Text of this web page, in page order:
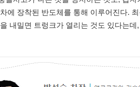
에 장착된 반도체를 통해 이루어진다.
내밀면 트렁크가 열리는 것도 있다는